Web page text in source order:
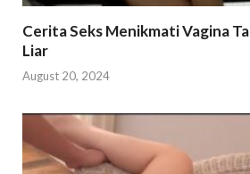
Cerita Seks Menikmati Vagina
Liar
August 20, 2024